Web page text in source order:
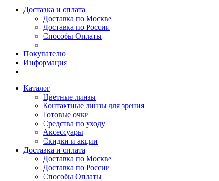
Доставка и оплата
Доставка по Москве
Доставка по России
Способы Оплаты
Покупателю
Информация
Каталог
Цветные линзы
Контактные линзы для зрения
Готовые очки
Средства по уходу
Аксессуары
Скидки и акции
Доставка и оплата
Доставка по Москве
Доставка по России
Способы Оплаты